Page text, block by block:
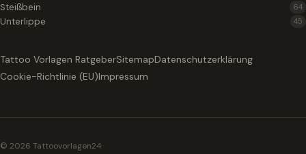
Steißbein 64
Unterlippe 45
Tattoo Vorlagen RatgeberSitemapDatenschutzerklärung
Cookie-Richtlinie (EU)Impressum
© 2026 Tattoovorlagen24